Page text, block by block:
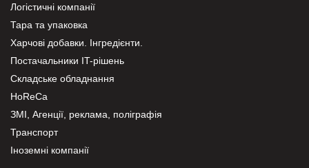
Логістичні компанії
Тара та упаковка
Харчові добавки. Інгредієнти.
Постачальники IT-рішень
Складське обладнання
HoReCa
ЗМІ, Агенції, реклама, поліграфія
Транспорт
Іноземні компанії